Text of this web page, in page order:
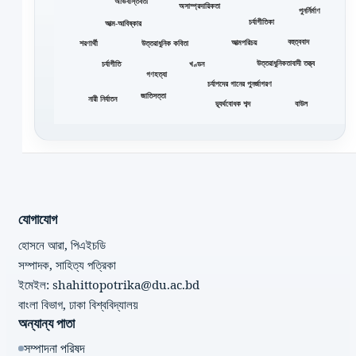
অসাম্প্রদায়িকতা
আত্ম-আবিষ্কার
আত্মপরিচয়
উত্তরাধুনিক কবিতা
উত্তরাধুনিকতাবাদী তত্ত্ব
খণ্ডন
গণহত্যা
চর্যাগীতি
চর্যাগীতিকা
চর্যাপদের গানের পুনর্জাগরণ
জাতিসত্তা
দ্ব্যর্থবোধক শব্দ
নারী নির্যাতন
পুনর্নির্মাণ
বহুত্ববাদ
বাউল
শরণার্থী
যোগাযোগ
হোসনে আরা, পিএইচডি
সম্পাদক, সাহিত্য পত্রিকা
ইমেইল: shahittopotrika@du.ac.bd
বাংলা বিভাগ, ঢাকা বিশ্ববিদ্যালয়
অন্যান্য পাতা
সম্পাদনা পরিষদ